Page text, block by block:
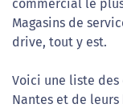
commercial le
Magasins de
drive, tout y est.
Voici une liste
Nantes et de leurs